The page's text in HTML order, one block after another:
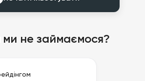
не займаємося?